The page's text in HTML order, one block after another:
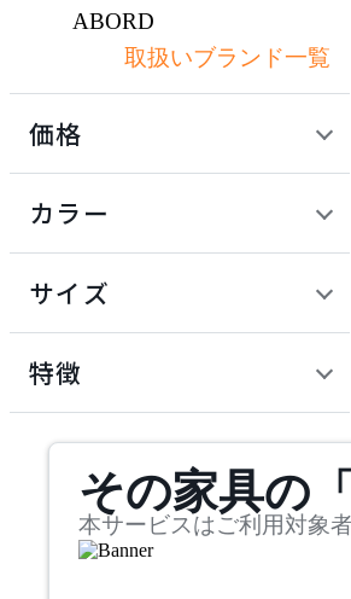
キッチン家電
オフプライス什器
ABORD
アボール
アクメファニチャー
ADAL
アダルトータルインテリ
アコレクション
取扱いブランド一覧
価格
カラー
サイズ
mm
検索
~
特徴
その家具の
本サービスはご利用対象